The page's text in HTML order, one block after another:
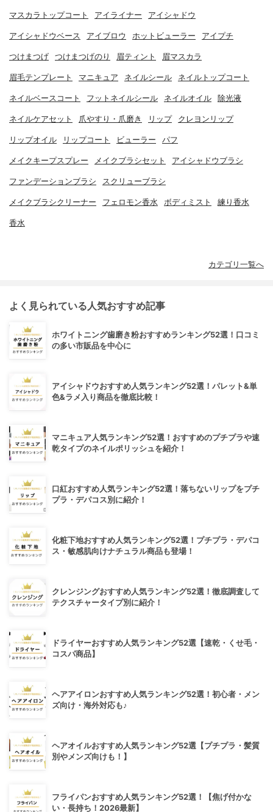
マスカラトップコート アイライナー アイシャドウ
アイシャドウベース アイブロウ ホットビューラー アイプチ
つけまつげ つけまつげのり 眉ティント 眉マスカラ
眉毛テンプレート マニキュア ネイルシール ネイルトップコート
ネイルベースコート フットネイルシール ネイルオイル 除光液
ネイルケアセット 爪やすり・爪磨き リップ クレヨンリップ
リップオイル リップコート ビューラー パフ
メイクキープスプレー メイクブラシセット アイシャドウブラシ
ファンデーションブラシ スクリューブラシ
メイクブラシクリーナー フェロモン香水 ボディミスト 練り香水
香水
カテゴリ一覧へ
よく見られている人気おすすめ記事
ホワイトニング歯磨き粉おすすめランキング52選！口コミ
の多い市販品を中心に
アイシャドウおすすめ人気ランキング52選！パレット&単
色&ラメ入り商品を徹底比較！
マニキュア人気ランキング52選！おすすめのプチプラや速
乾タイプのネイルポリッシュを紹介！
口紅おすすめ人気ランキング52選！落ちないリップをプチ
プラ・デパコス別に紹介！
化粧下地おすすめ人気ランキング52選！プチプラ・デパコ
ス・敏感肌向けナチュラル商品も登場！
クレンジングおすすめ人気ランキング52選！徹底調査して
テクスチャータイプ別に紹介！
ドライヤーおすすめ人気ランキング52選【速乾・くせ毛・
コスパ商品】
ヘアアイロンおすすめ人気ランキング52選！初心者・メン
ズ向け・海外対応も♪
ヘアオイルおすすめ人気ランキング52選【プチプラ・髪質
別やメンズ向けも！】
フライパンおすすめ人気ランキング52選！【焦げ付かな
い・長持ち！2026最新】